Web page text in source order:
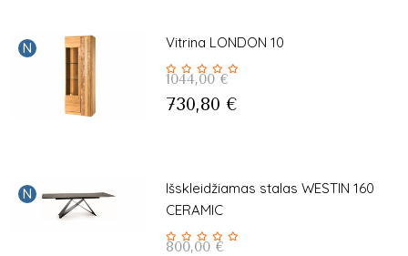
N Vitrina LONDON 10
1044,00 €
730,80 €
N
Išskleidžiamas stalas WESTIN 160
CERAMIC
800,00 €